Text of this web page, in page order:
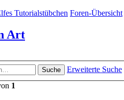
Tutorialstübchen Foren-Übersicht
Art
Suche
Erweiterte Suche
1